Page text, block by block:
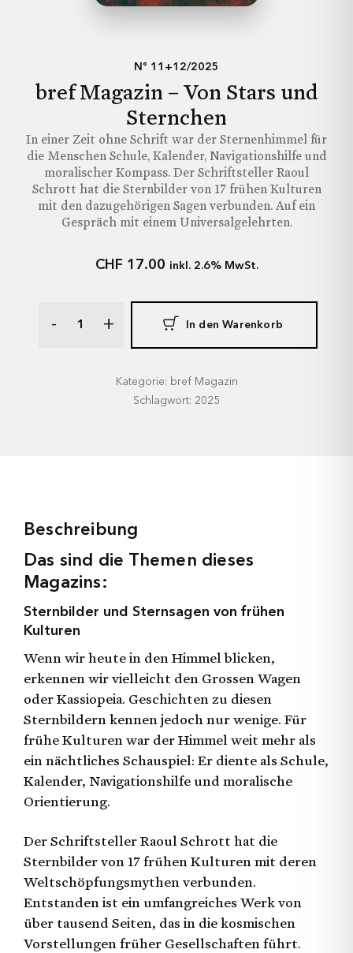
N° 11+12/2025
bref Magazin – Von Stars und
Sternchen
In einer Zeit ohne Schrift war der Sternenhimmel für
die Menschen Schule, Kalender, Navigationshilfe und
moralischer Kompass. Der Schriftsteller Raoul
Schrott hat die Sternbilder von 17 frühen Kulturen
mit den dazugehörigen Sagen verbunden. Auf ein
Gespräch mit einem Universalgelehrten.
CHF 17.00 inkl. 2.6% MwSt.
- + In den Warenkorb
Kategorie: bref Magazin
Schlagwort: 2025
Beschreibung
Das sind die Themen dieses
Magazins:
Sternbilder und Sternsagen von frühen
Kulturen
Wenn wir heute in den Himmel blicken,
erkennen wir vielleicht den Grossen Wagen
oder Kassiopeia. Geschichten zu diesen
Sternbildern kennen jedoch nur wenige. Für
frühe Kulturen war der Himmel weit mehr als
ein nächtliches Schauspiel: Er diente als Schule,
Kalender, Navigationshilfe und moralische
Orientierung.
Der Schriftsteller Raoul Schrott hat die
Sternbilder von 17 frühen Kulturen mit deren
Weltschöpfungsmythen verbunden.
Entstanden ist ein umfangreiches Werk von
über tausend Seiten, das in die kosmischen
Vorstellungen früher Gesellschaften führt.
Ich möchte keine Angabe machen.
Jetzt Senden
Hiermit gebe ich brefmagazin.ch die Erlaubnis,
meine Daten aus diesem Formular zu nutzen.
Jetzt abonnieren